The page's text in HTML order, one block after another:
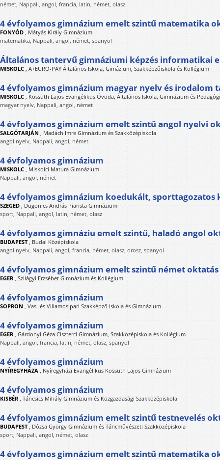
német, Nappali, angol, francia, latin, német, olasz
4 évfolyamos gimnázium emelt szintű matematika
FONYÓD , Mátyás Király Gimnázium
matematika, Nappali, angol, német, spanyol
Általános tantervű gimnáziumi képzés informatikai
MISKOLC , A+EURO-PAY Általános Iskola, Gimázium, Szakképzőiskola és Kollégium
4 évfolyamos gimnázium magyar nyelv és irodalom
MISKOLC , Kossuth Lajos Evangélikus Óvoda, Általános Iskola, Gimnázium és
magyar nyelv, Nappali, angol, német
4 évfolyamos gimnázium emelt szintű angol nyelvi
SALGÓTARJÁN , Madách Imre Gimnázium és Szakközépiskola
angol nyelv, Nappali, angol, német
4 évfolyamos gimnázium
MISKOLC , Miskolci Matura Gimnázium
Nappali, angol, német
4 évfolyamos gimnázium koedukált, sporttagozatos
SZEGED , Dugonics András Piarista Gimnázium
sport, Nappali, angol, latin, német, olasz
4 évfolyamos gimnáziu emelt szintű, haladó angol
BUDAPEST, Budai Középiskola
angol nyelv, Nappali, angol, francia, német, olasz, orosz, spanyol
4 évfolyamos gimnázium emelt szintű német oktatás
EGER , Szilágyi Erzsébet Gimnázium és Kollégium
4 évfolyamos gimnázium
SOPRON , Vas- és Villamosipari Szakképző Iskola és Gimnázium
4 évfolyamos gimnázium
EGER , Gárdonyi Géza Ciszterci Gimnázium, Szakközépiskola és Kollégium
Nappali, angol, francia, latin, német, olasz, spanyol
4 évfolyamos gimnázium
NYÍREGYHÁZA , Nyíregyházi Evangélikus Kossuth Lajos Gimnázium
4 évfolyamos gimnázium
KISBÉR , Táncsics Mihály Gimnázium és Közgazdasági Szakközépiskola
4 évfolyamos gimnázium emelt szintű testnevelés
BUDAPEST, Dózsa György Gimnázium és Táncművészeti Szakközépiskola
sport, Nappali, angol, német, olasz
4 évfolyamos gimnázium emelt szintű matematika